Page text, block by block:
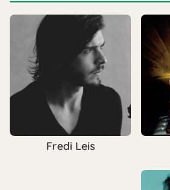
Fredi Leis